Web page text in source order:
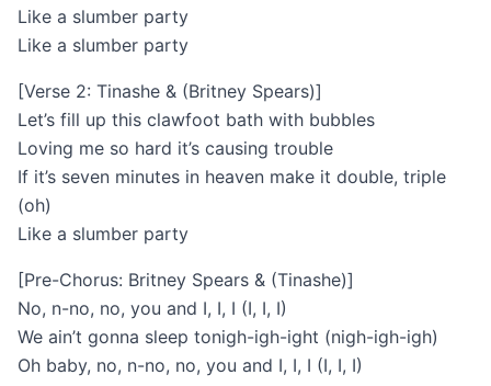
Like a slumber party
Like a slumber party
[Verse 2: Tinashe & (Britney Spears)]
Let’s fill up this clawfoot bath with bubbles
Loving me so hard it’s causing trouble
If it’s seven minutes in heaven make it double, triple
(oh)
Like a slumber party
[Pre-Chorus: Britney Spears & (Tinashe)]
No, n-no, no, you and I, I, I (I, I, I)
We ain’t gonna sleep tonigh-igh-ight (nigh-igh-igh)
Oh baby, no, n-no, no, you and I, I, I (I, I, I)